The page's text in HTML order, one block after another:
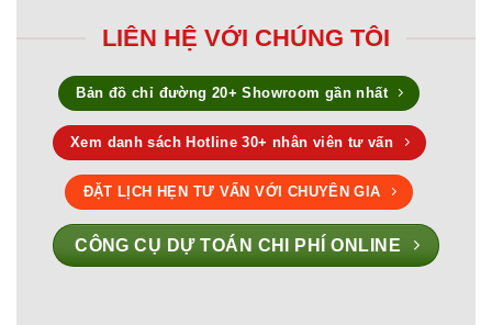
LIÊN HỆ VỚI CHÚNG TÔI
Bản đồ chỉ đường 20+ Showroom gần nhất
Xem danh sách Hotline 30+ nhân viên tư vấn
ĐẶT LỊCH HẸN TƯ VẤN VỚI CHUYÊN GIA
CÔNG CỤ DỰ TOÁN CHI PHÍ ONLINE